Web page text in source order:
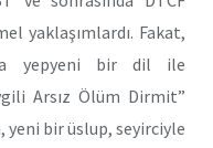
yaklaşımlardı. Fakat,
yepyeni bir dil ile
Arsız Ölüm Dirmit”
yeni bir üslup, seyirciyle